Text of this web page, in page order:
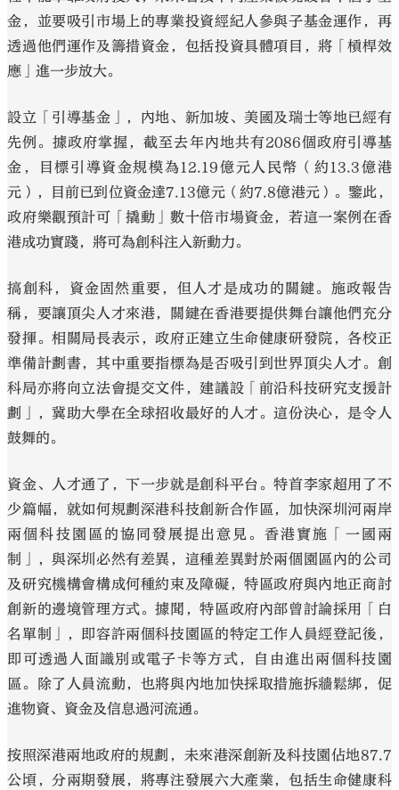
金，並要吸引市場上的專業投資經紀人參與子基金運作，再
透過他們運作及籌措資金，包括投資具體項目，將「槓桿效
應」進一步放大。
設立「引導基金」，內地、新加坡、美國及瑞士等地已經有
先例。據政府掌握，截至去年內地共有2086個政府引導基
金，目標引導資金規模為12.19億元人民幣（約13.3億港
元），目前已到位資金達7.13億元（約7.8億港元）。鑒此，
政府樂觀預計可「撬動」數十倍市場資金，若這一案例在香
港成功實踐，將可為創科注入新動力。
搞創科，資金固然重要，但人才是成功的關鍵。施政報告
稱，要讓頂尖人才來港，關鍵在香港要提供舞台讓他們充分
發揮。相關局長表示，政府正建立生命健康研發院，各校正
準備計劃書，其中重要指標為是否吸引到世界頂尖人才。創
科局亦將向立法會提交文件，建議設「前沿科技研究支援計
劃」，冀助大學在全球招收最好的人才。這份決心，是令人
鼓舞的。
資金、人才通了，下一步就是創科平台。特首李家超用了不
少篇幅，就如何規劃深港科技創新合作區，加快深圳河兩岸
兩個科技園區的協同發展提出意見。香港實施「一國兩
制」，與深圳必然有差異，這種差異對於兩個園區內的公司
及研究機構會構成何種約束及障礙，特區政府與內地正商討
創新的邊境管理方式。據聞，特區政府內部曾討論採用「白
名單制」，即容許兩個科技園區的特定工作人員經登記後，
即可透過人面識別或電子卡等方式，自由進出兩個科技園
區。除了人員流動，也將與內地加快採取措施拆牆鬆綁，促
進物資、資金及信息過河流通。
按照深港兩地政府的規劃，未來港深創新及科技園佔地87.7
公頃，分兩期發展，將專注發展六大產業，包括生命健康科